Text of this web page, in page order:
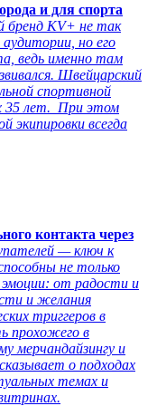
и для спорта
бренд KV+ не так
но его
ведь именно там
Швейцарский
спортивной
35 лет. При этом
экипировки всегда
контакта через
— ключ к
не только
от радости и
и желания
триггеров в
прохожего в
мерчандайзингу и
о подходах
темах и